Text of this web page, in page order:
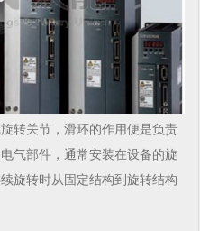
转关节，滑环的作用便是负责
气部件，通常安装在设备的旋
旋转时从固定结构到旋转结构